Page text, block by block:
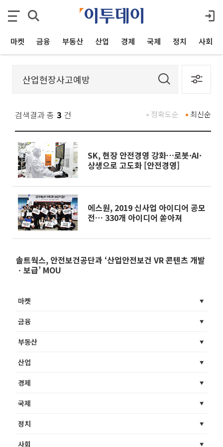
마켓 금융 부동산 산업 경제 국제 정치 사회
검색결과 총 3 건 최신순
정확도순
SK, 현장 안전경영 강화…로봇·AI·
상생으로 고도화 [안전경영]
에스원, 2019 신사업 아이디어 공모
전… 330개 아이디어 쏟아져
솔트웍스, 안전보건공단과 ‘산업안전보건 VR 콘텐츠 개발
ㆍ보급’ MOU
마켓
금융
부동산
산업
경제
국제
정치
사회